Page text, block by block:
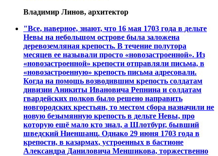
Владимир Линов, архитектор
"Все, наверное, знают, что 16 мая 1703 года в дельте
Невы на небольшом острове была заложена
деревоземляная крепость. В течение полутора
месяцев ее называли просто «новозастроенной». Из
«новозастроенной» крепости отправляли письма, в
«новозастроенную» крепость письма адресовали.
Когда на помощь возводившим крепость солдатам
дивизии Аникиты Ивановича Репнина и солдатам
гвардейских полков было решено направить
новгородских крестьян, то местом сбора назначили не
новую безымянную крепость в дельте Невы, про
которую ещё мало кто знал, а Шлотбург, бывший
шведский Ниеншанц. Однако 29 июня 1703 года в
крепости, в казармах, устроенных в бастионе
Александра Даниловича Меншикова, торжественно